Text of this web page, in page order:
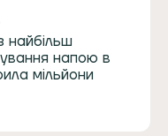
найбільш
напою в
мільйони